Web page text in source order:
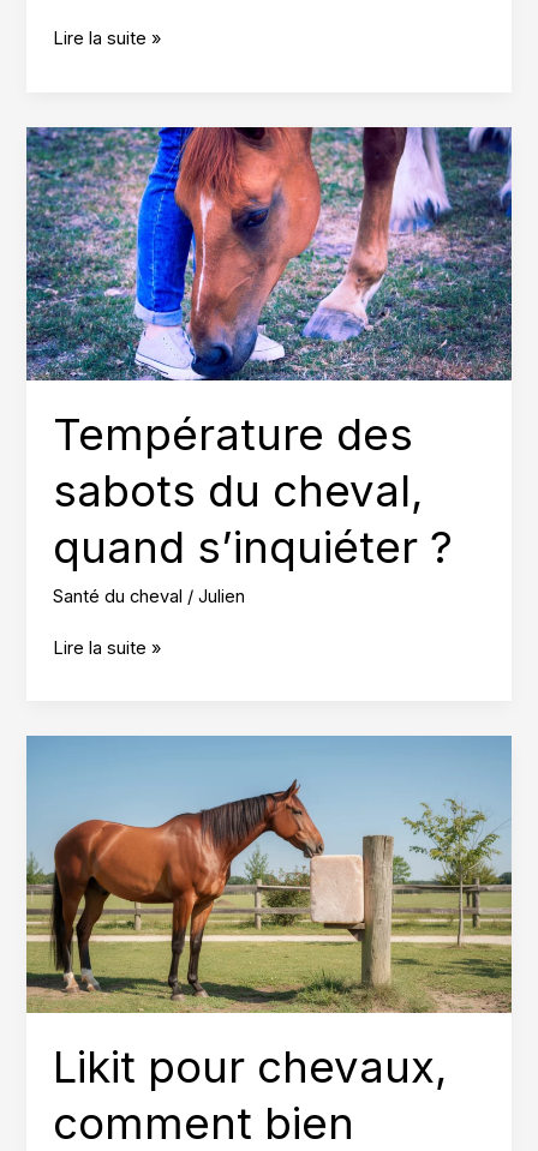
Descendre
les
bons
gestes
Lire la suite »
Température des
sabots du cheval,
quand s’inquiéter ?
Santé du cheval /Julien
Température
Lire la suite »
Likit pour chevaux,
comment bien